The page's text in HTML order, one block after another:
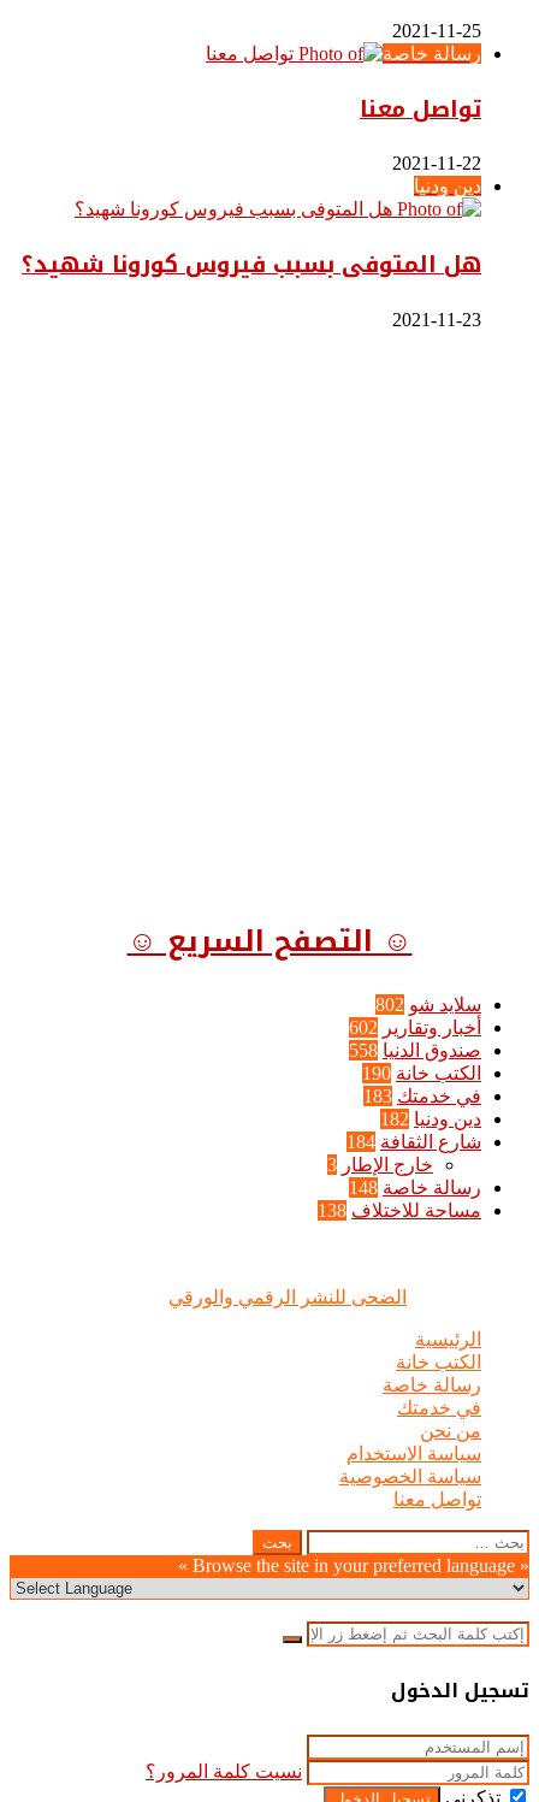
2021-11-25
رسالة خاصة
تواصل معنا
2021-11-22
دين ودنيا
هل المتوفى بسبب فيروس كورونا شهيد؟
2021-11-23
☺ التصفح السريع ☺
سلايد شو 802
أخبار وتقارير 602
صندوق الدنيا 558
الكتب خانة 190
في خدمتك 183
دين ودنيا 182
شارع الثقافة 184
خارج الإطار 3
رسالة خاصة 148
مساحة للاختلاف 138
الضحى للنشر الرقمي والورقي
الرئيسية
الكتب خانة
رسالة خاصة
في خدمتك
من نحن
سياسة الاستخدام
سياسة الخصوصية
تواصل معنا
Facebook
Twitter
LinkedIn
Pinterest
Odnoklassniki
Pocket
WhatsApp
Telegram
Viber
زر
الذهاب
إلى
إغلاق
البحث
عن:
« Browse the site in your preferred language »
إغلاق
بحث
إغلاق
تسجيل الدخول
نسيت كلمة المرور؟
تذكرني